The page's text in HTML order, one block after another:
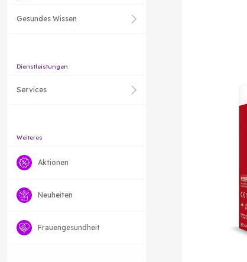
Gesundes Wissen
Dienstleistungen
Services
Weiteres
Aktionen
Neuheiten
Frauengesundheit